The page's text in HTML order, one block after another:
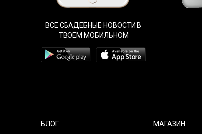
ВСЕ СВАДЕБНЫЕ НОВОСТИ В
ТВОЕМ МОБИЛЬНОМ
БЛОГ МАГАЗИН